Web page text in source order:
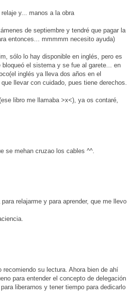
y... manos a la obra
de septiembre y tendré que pagar la
entonces... mmmmm necesito ayuda)
sólo lo hay disponible en inglés, pero es
el sistema y se fue al garete... en
inglés ya lleva dos años en el
llevar con cuidado, pues tiene derechos.
libro me llamaba >x<), ya os contaré,
se mehan cruzao los cables ^^.
relajarme y para aprender, que me llevo
su lectura. Ahora bien de ahí
para entender el concepto de delegación
liberarnos y tener tiempo para dedicarlo